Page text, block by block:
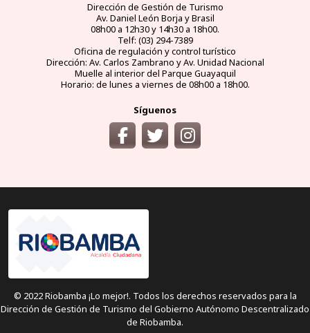
Dirección de Gestión de Turismo
Av. Daniel León Borja y Brasil
08h00 a 12h30 y 14h30 a 18h00.
Telf: (03) 294-7389
Oficina de regulación y control turístico
Dirección: Av. Carlos Zambrano y Av. Unidad Nacional
Muelle al interior del Parque Guayaquil
Horario: de lunes a viernes de 08h00 a 18h00.
Síguenos
© 2022 Riobamba ¡Lo mejor!. Todos los derechos reservados para la
Dirección de Gestión de Turismo del Gobierno Autónomo Descentralizado
de Riobamba.